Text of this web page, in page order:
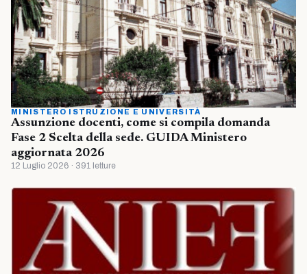
MINISTERO ISTRUZIONE E UNIVERSITÀ
Assunzione docenti, come si compila domanda
Fase 2 Scelta della sede. GUIDA Ministero
aggiornata 2026
12 Luglio 2026 · 391 letture